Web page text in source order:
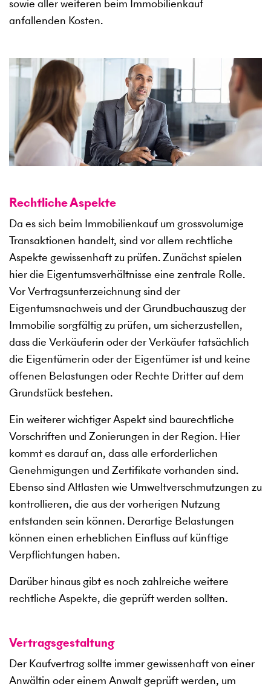
sowie aller weiteren beim Immobilienkauf
anfallenden Kosten.
Rechtliche Aspekte
Da es sich beim Immobilienkauf um grossvolumige
Transaktionen handelt, sind vor allem rechtliche
Aspekte gewissenhaft zu prüfen. Zunächst spielen
hier die Eigentumsverhältnisse eine zentrale Rolle.
Vor Vertragsunterzeichnung sind der
Eigentumsnachweis und der Grundbuchauszug der
Immobilie sorgfältig zu prüfen, um sicherzustellen,
dass die Verkäuferin oder der Verkäufer tatsächlich
die Eigentümerin oder der Eigentümer ist und keine
offenen Belastungen oder Rechte Dritter auf dem
Grundstück bestehen.
Ein weiterer wichtiger Aspekt sind baurechtliche
Vorschriften und Zonierungen in der Region. Hier
kommt es darauf an, dass alle erforderlichen
Genehmigungen und Zertifikate vorhanden sind.
Ebenso sind Altlasten wie Umweltverschmutzungen zu
kontrollieren, die aus der vorherigen Nutzung
entstanden sein können. Derartige Belastungen
können einen erheblichen Einfluss auf künftige
Verpflichtungen haben.
Darüber hinaus gibt es noch zahlreiche weitere
rechtliche Aspekte, die geprüft werden sollten.
Vertragsgestaltung
Der Kaufvertrag sollte immer gewissenhaft von einer
Anwältin oder einem Anwalt geprüft werden, um